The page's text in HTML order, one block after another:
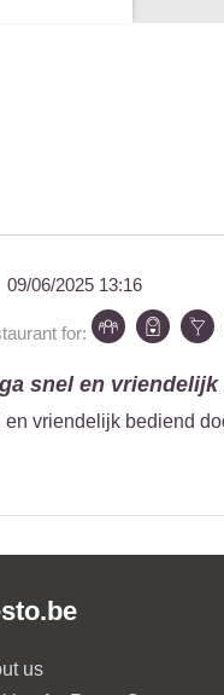
09/06/2025 13:16
for:
snel en
vriendelijk bediend
us